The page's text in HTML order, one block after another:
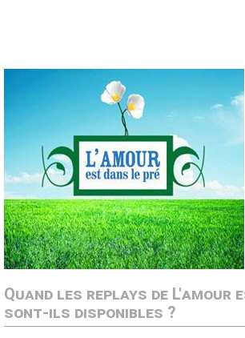
Quand les replays de L'amour
sont-ils disponibles ?